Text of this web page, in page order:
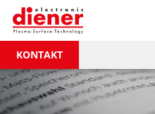
KONTAKT